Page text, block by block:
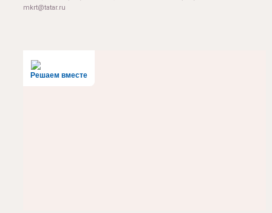
mkrt@tatar.ru
Решаем вместе